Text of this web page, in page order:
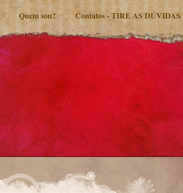
Quem sou? Contatos - TIRE AS DÚVIDAS